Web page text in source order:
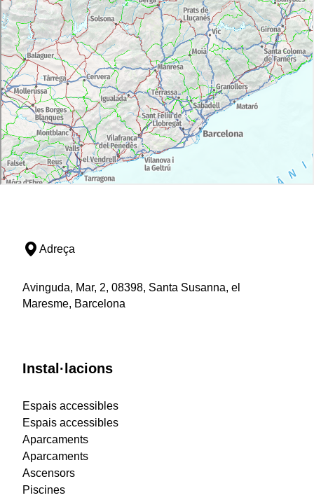
Adreça
Avinguda, Mar, 2, 08398, Santa Susanna, el
Maresme, Barcelona
Instal·lacions
Espais accessibles
Espais accessibles
Aparcaments
Aparcaments
Ascensors
Piscines